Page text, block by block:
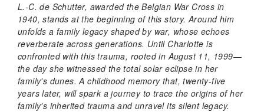
L.-C. de Schutter, awarded the Belgian War Cross in
1940, stands at the beginning of this story. Around him
unfolds a family legacy shaped by war, whose echoes
reverberate across generations. Until Charlotte is
confronted with this trauma, rooted in August 11, 1999—
the day she witnessed the total solar eclipse in her
family's dunes. A childhood memory that, twenty-five
years later, will spark a journey to trace the origins of her
family's inherited trauma and unravel its silent legacy.